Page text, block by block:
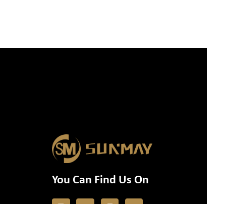
You Can Find Us On